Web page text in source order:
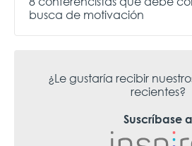
busca de motivación
¿Le gustaría recibir
recientes?
Suscríbase a